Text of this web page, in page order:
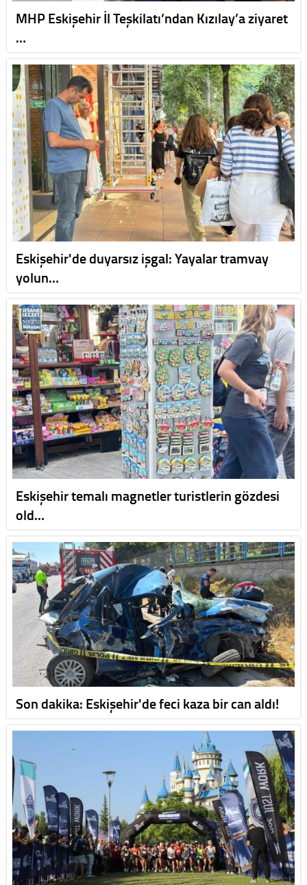
MHP Eskişehir İl Teşkilatı’ndan Kızılay’a ziyaret
…
Eskişehir'de duyarsız işgal: Yayalar tramvay
yolun…
Eskişehir temalı magnetler turistlerin gözdesi
old…
Son dakika: Eskişehir'de feci kaza bir can aldı!